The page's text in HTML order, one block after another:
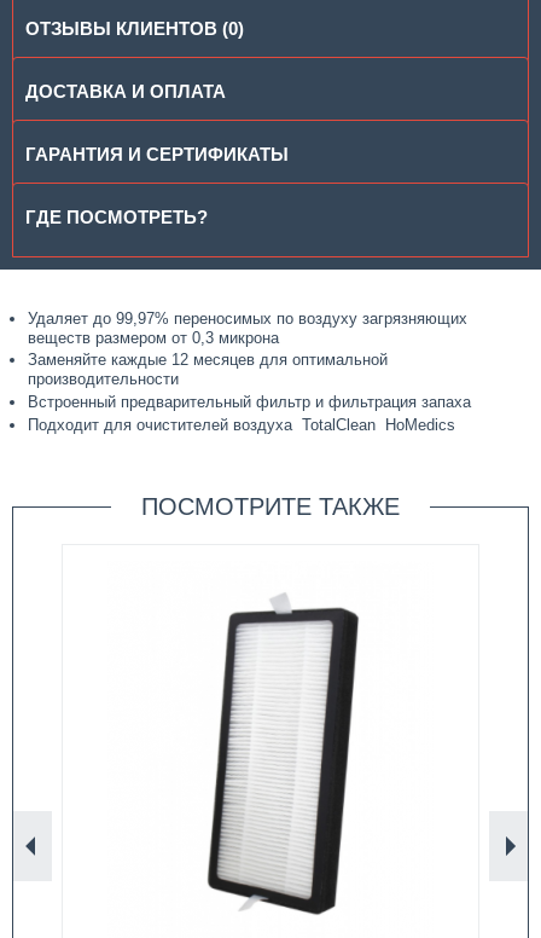
ОТЗЫВЫ КЛИЕНТОВ (0)
ДОСТАВКА И ОПЛАТА
ГАРАНТИЯ И СЕРТИФИКАТЫ
ГДЕ ПОСМОТРЕТЬ?
Удаляет до 99,97% переносимых по воздуху загрязняющих
веществ размером от 0,3 микрона
Заменяйте каждые 12 месяцев для оптимальной
производительности
Встроенный предварительный фильтр и фильтрация запаха
Подходит для очистителей воздуха TotalClean HoMedics
ПОСМОТРИТЕ ТАКЖЕ
Назад